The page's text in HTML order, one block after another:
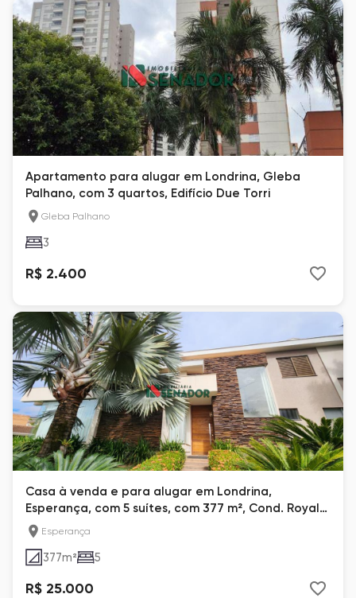
Apartamento para alugar em Londrina, Gleba
Palhano, com 3 quartos, Edifício Due Torri
Gleba Palhano
3
R$ 2.400
Casa à venda e para alugar em Londrina,
Esperança, com 5 suítes, com 377 m², Cond. Royal
TennisEsperança
377m² 5
R$ 25.000